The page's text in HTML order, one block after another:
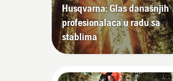
Husqvarna: Glas današnjih
profesionalaca u radu sa
stablima